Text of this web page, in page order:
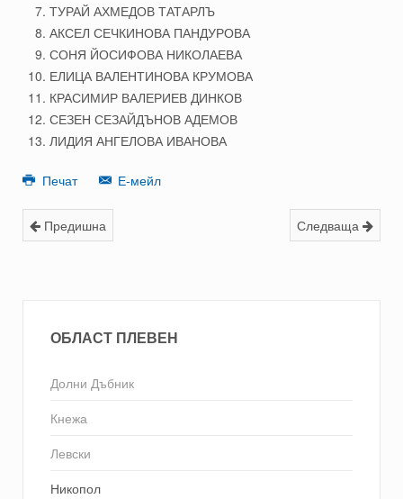
ТУРАЙ АХМЕДОВ ТАТАРЛЪ
АКСЕЛ СЕЧКИНОВА ПАНДУРОВА
СОНЯ ЙОСИФОВА НИКОЛАЕВА
ЕЛИЦА ВАЛЕНТИНОВА КРУМОВА
КРАСИМИР ВАЛЕРИЕВ ДИНКОВ
СЕЗЕН СЕЗАЙДЪНОВ АДЕМОВ
ЛИДИЯ АНГЕЛОВА ИВАНОВА
Печат Е-мейл
Предишна Следваща
ОБЛАСТ ПЛЕВЕН
Долни Дъбник
Кнежа
Левски
Никопол